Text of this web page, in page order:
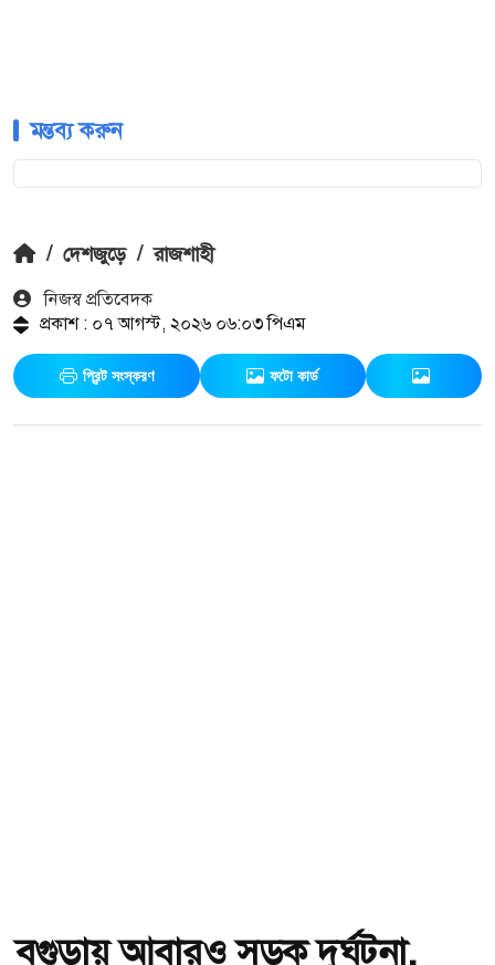
মন্তব্য করুন
/ দেশজুড়ে / রাজশাহী
নিজস্ব প্রতিবেদক
প্রকাশ : ০৭ আগস্ট, ২০২৬ ০৬:০৩ পিএম
প্রিন্ট সংস্করণ ফটো কার্ড
বগুড়ায় আবারও সড়ক দুর্ঘটনা,